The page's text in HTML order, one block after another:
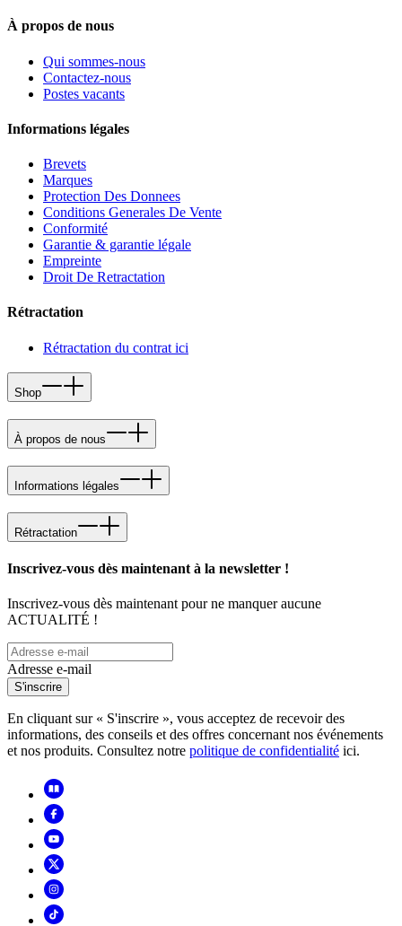
À propos de nous
Qui sommes-nous
Contactez-nous
Postes vacants
Informations légales
Brevets
Marques
Protection Des Donnees
Conditions Generales De Vente
Conformité
Garantie & garantie légale
Empreinte
Droit De Retractation
Rétractation
Rétractation du contrat ici
Shop
À propos de nous
Informations légales
Rétractation
Inscrivez-vous dès maintenant à la newsletter !
Inscrivez-vous dès maintenant pour ne manquer aucune
ACTUALITÉ !
Adresse e-mail
S'inscrire
En cliquant sur « S'inscrire », vous acceptez de recevoir des
informations, des conseils et des offres concernant nos événements
et nos produits. Consultez notre politique de confidentialité ici.